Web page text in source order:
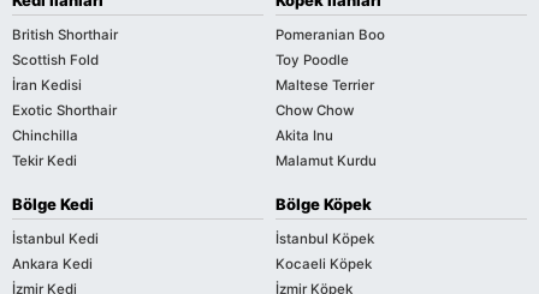
British Shorthair
Scottish Fold
İran Kedisi
Exotic Shorthair
Chinchilla
Tekir Kedi
Pomeranian Boo
Toy Poodle
Maltese Terrier
Chow Chow
Akita Inu
Malamut Kurdu
Bölge Kedi
İstanbul Kedi
Ankara Kedi
İzmir Kedi
Bölge Köpek
İstanbul Köpek
Kocaeli Köpek
İzmir Köpek